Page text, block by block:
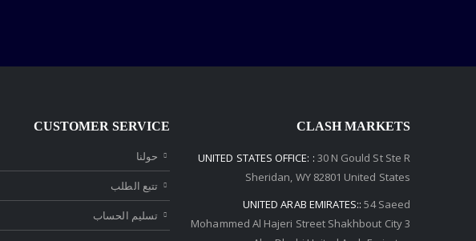
CLASH MARKETS
UNITED STATES OFFICE: : 30 N Gould St Ste R
Sheridan, WY 82801 ​United States
UNITED ARAB EMIRATES:: 54 Saeed
Mohammed Al Hajeri Street Shakhbout City 3
CUSTOMER SERVICE
حولنا
تتبع الطلب
تسليم الحساب